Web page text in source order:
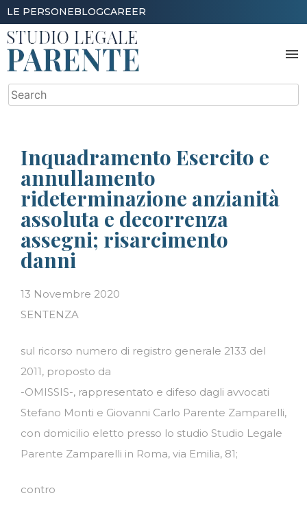
Skip
to
content
LE PERSONEBLOGCAREER
menu
Search
for:
Inquadramento Esercito e
annullamento
rideterminazione anzianità
assoluta e decorrenza
assegni; risarcimento
danni
13 Novembre 2020
SENTENZA
sul ricorso numero di registro generale 2133 del
2011, proposto da
-OMISSIS-, rappresentato e difeso dagli avvocati
Stefano Monti e Giovanni Carlo Parente Zamparelli,
con domicilio eletto presso lo studio Studio Legale
Parente Zamparelli in Roma, via Emilia, 81;
contro